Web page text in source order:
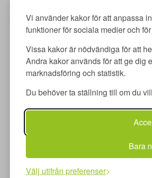
Vi använder kakor för att anpassa
funktioner för sociala medier och
Vissa kakor är nödvändiga för att
Andra kakor används för att ge dig
marknadsföring och statistik.
Du behöver ta ställning till om du
Bara
Välj utifrån preferenser
Merit utbildning AB | Adlerfelts väg 2 C | 213 65 Malmö |
Copyright © Merit utbildning AB 2026 |